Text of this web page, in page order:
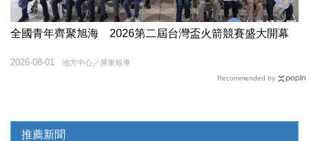
全國青年齊聚旭海 2026第二屆台灣盃火箭競賽盛大開幕
地方中心／屏東報導
2026-08-01
Recommended by
推薦新聞